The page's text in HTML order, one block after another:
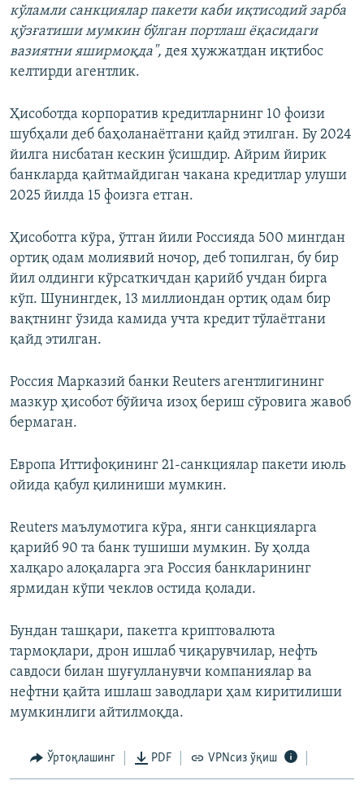
кўламли санкциялар пакети каби иқтисодий зарба
қўзғатиши мумкин бўлган портлаш ёқасидаги
вазиятни яширмоқда", дея ҳужжатдан иқтибос
келтирди агентлик.
Ҳисоботда корпоратив кредитларнинг 10 фоизи
шубҳали деб баҳоланаётгани қайд этилган. Бу 2024
йилга нисбатан кескин ўсишдир. Айрим йирик
банкларда қайтмайдиган чакана кредитлар улуши
2025 йилда 15 фоизга етган.
Ҳисоботга кўра, ўтган йили Россияда 500 мингдан
ортиқ одам молиявий ночор, деб топилган, бу бир
йил олдинги кўрсаткичдан қарийб учдан бирга
кўп. Шунингдек, 13 миллиондан ортиқ одам бир
вақтнинг ўзида камида учта кредит тўлаётгани
қайд этилган.
Россия Марказий банки Reuters агентлигининг
мазкур ҳисобот бўйича изоҳ бериш сўровига жавоб
бермаган.
Европа Иттифоқининг 21-санкциялар пакети июль
ойида қабул қилиниши мумкин.
Reuters маълумотига кўра, янги санкцияларга
қарийб 90 та банк тушиши мумкин. Бу ҳолда
халқаро алоқаларга эга Россия банкларининг
ярмидан кўпи чеклов остида қолади.
Бундан ташқари, пакетга криптовалюта
тармоқлари, дрон ишлаб чиқарувчилар, нефть
савдоси билан шуғулланувчи компаниялар ва
нефтни қайта ишлаш заводлари ҳам киритилиши
мумкинлиги айтилмоқда.
Ўртоқлашинг PDF VPNсиз ўқиш